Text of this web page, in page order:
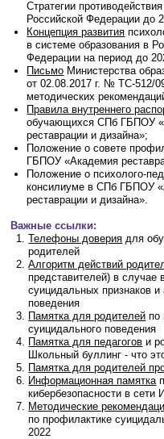
Стратегии
Российской Федерации до
Концепция развития
в системе образования в
Федерации на период до
Письмо Министерства
от 02.08.2017 г. № ТС-512/
методических
Правила внутреннего
обучающихся СПб ГБПОУ
реставрации и дизайна»;
Положение о совете
ГБПОУ «Академия
Положение о психолого-
консилиуме в СПб ГБПОУ
реставрации и дизайна».
Важные ссылки:
Телефоны доверия для
родителей
Алгоритм действий
представителей) в случае
суицидальных признаков и
поведения
Памятка для родителей по
суицидального поведения
Памятка для педагогов и
Школьный буллинг - что
Памятка для родителей
Информационная памятка
кибербезопасности в сети
Методические
по профилактике
2022